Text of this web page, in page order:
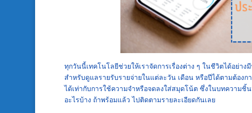
ทุกวันนี้เทคโนโลยีช่วยให้เราจัดการเรื่องต่าง ๆ ในชีวิตได้อย่า
สำหรับดูแลรายรับรายจ่ายในแต่ละวัน เดือน หรือปีได้ตามต้องก
ได้เท่ากับการใช้ความจำหรือจดลงใส่สมุดโน้ต ซึ่งในบทความ
อะไรบ้าง ถ้าพร้อมแล้ว ไปติดตามรายละเอียดกันเลย